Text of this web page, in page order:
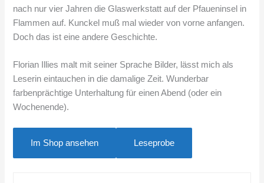
nach nur vier Jahren die Glaswerkstatt auf der Pfaueninsel in
Flammen auf. Kunckel muß mal wieder von vorne anfangen.
Doch das ist eine andere Geschichte.
Florian Illies malt mit seiner Sprache Bilder, lässt mich als
Leserin eintauchen in die damalige Zeit. Wunderbar
farbenprächtige Unterhaltung für einen Abend (oder ein
Wochenende).
Im Shop ansehen Leseprobe